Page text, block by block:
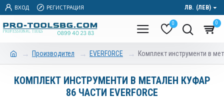
ВХОД РЕГИСТРАЦИЯ ЛВ. (ЛЕВ)
0 0
Производител EVERFORCE Комплект инструменти в
КОМПЛЕКТ ИНСТРУМЕНТИ В МЕТАЛЕН КУФАР
86 ЧАСТИ EVERFORCE